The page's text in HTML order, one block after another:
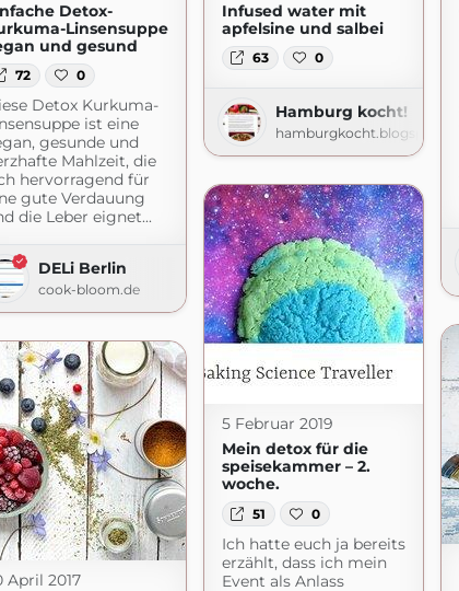
Detox-
Linsensuppe
und gesund
72 0
Detox Kurkuma-
ist eine
gesunde und
Mahlzeit, die
hervorragend für
gute Verdauung
die Leber eignet...
DELi Berlin
cook-bloom.de
Infused water mit
apfelsine und salbei
63 0
Hamburg kocht!
5 Februar 2019
Mein detox für die
speisekammer – 2.
woche.
51 0
Ich hatte euch ja bereits
erzählt, dass ich mein
Event als Anlass
April 2017